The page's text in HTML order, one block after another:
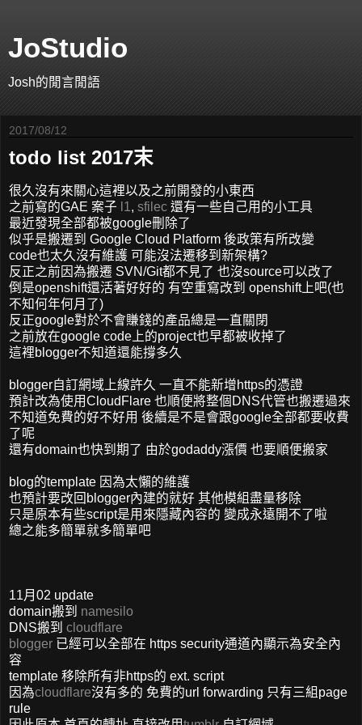
JoStudio
Josh的閒言閒語
2017/08/12
todo list 2017末
很久沒有來關心這裡以及之前開發的小東西
之前寫的GAE 案子 l1 , sfilec 還有一些自己用的小工具
最近發現全部都被google刪除了
似乎是搬遷到 Google Cloud Platform 後政策有所改變
code也太久沒有維護 可能沒法遷移到新架構?
反正之前因為搬遷 SVN/Git都不見了 也沒source可以改了
倒是openshift還活著好好的 有空重寫改到 openshift上吧(也
不知何年何月了)
反正google對於不會賺錢的產品總是一直關閉
之前放在google code上的project也早都被收掉了
這裡blogger不知道還能撐多久
blogger自訂網域上線許久 一直不能新增https的憑證
預計改為使用CloudFlare 也順便將整個DNS代管也搬遷過來
不知道免費的好不好用 後續是不是會跟google全部都要收費
了呢
還有domain也快到期了 由於godaddy漲價 也要順便搬家
blog的template 因為太懶的維護
也預計要改回blogger內建的就好 其他模組盡量移除
只是原本有些script是用來隱藏內容的 變成永遠開不了啦
總之能多簡單就多簡單吧
11月02 update
domain搬到 namesilo
DNS搬到 cloudflare
blogger 已經可以全部在 https security通道內顯示為安全內
容
template 移除所有非https的 ext. script
因為cloudflare沒有多的 免費的url forwarding 只有三組page
rule